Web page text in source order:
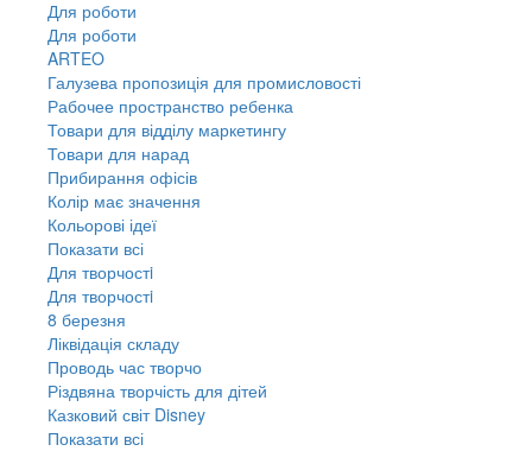
Для роботи
Для роботи
ARTEO
Галузева пропозиція для промисловості
Рабочее пространство ребенка
Товари для відділу маркетингу
Товари для нарад
Прибирання офісів
Колір має значення
Кольорові ідеї
Показати всі
Для творчостi
Для творчостi
8 березня
Ліквідація складу
Проводь час творчо
Різдвяна творчість для дітей
Казковий світ Disney
Показати всі